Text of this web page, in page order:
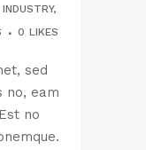
INDUSTRY,
0 LIKES
sed
no, eam
no